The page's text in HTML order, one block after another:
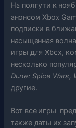
На полпути к
анонсом Xbox
подписки в
насыщенная
игры для Xbox,
несколько
Dune: Spice Wars,
другие.
Вот все игры,
также даты их